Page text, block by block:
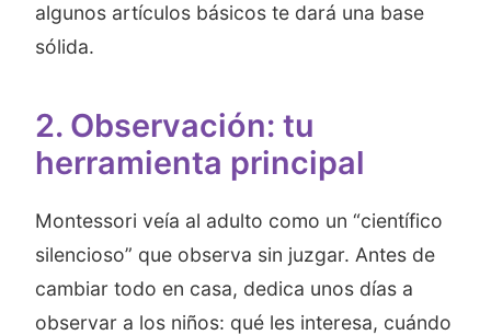
algunos artículos básicos te dará una base
sólida.
2. Observación: tu
herramienta principal
Montessori veía al adulto como un “científico
silencioso” que observa sin juzgar. Antes de
cambiar todo en casa, dedica unos días a
observar a los niños: qué les interesa, cuándo